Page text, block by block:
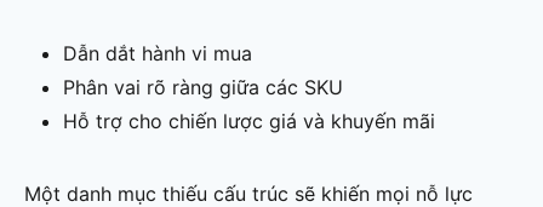
Dẫn dắt hành vi mua
Phân vai rõ ràng giữa các SKU
Hỗ trợ cho chiến lược giá và khuyến mãi
Một danh mục thiếu cấu trúc sẽ khiến mọi nỗ lực